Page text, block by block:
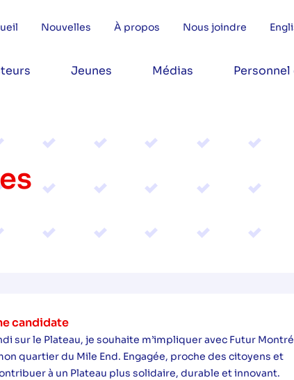
Nouvelles À propos Nous joindre
Jeunes Médias
candidate
sur le Plateau, je souhaite m’impliquer avec Futur
quartier du Mile End. Engagée, proche des citoyens et
à un Plateau plus solidaire, durable et innovant.